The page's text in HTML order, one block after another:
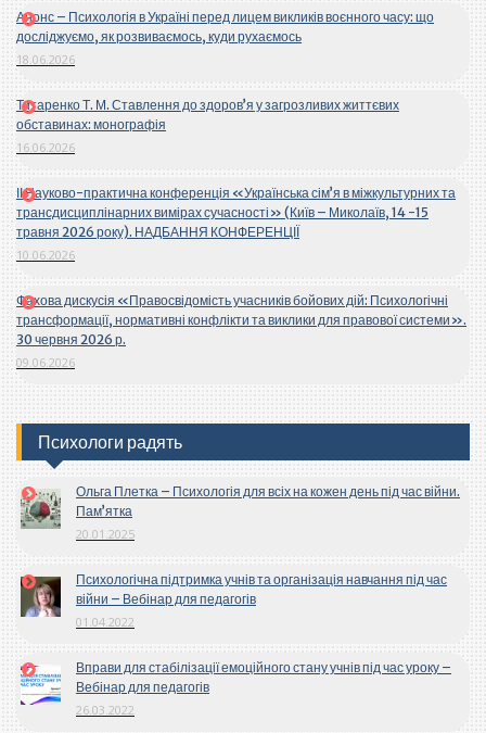
Анонс – Психологія в Україні перед лицем викликів воєнного часу: що
досліджуємо, як розвиваємось, куди рухаємось
18.06.2026
Титаренко Т. М. Ставлення до здоров’я у загрозливих життєвих
обставинах: монографія
16.06.2026
ІІ Науково-практична конференція «Українська сім’я в міжкультурних та
трансдисциплінарних вимірах сучасності» (Київ – Миколаїв, 14 -15
травня 2026 року). НАДБАННЯ КОНФЕРЕНЦІЇ
10.06.2026
Фахова дискусія «Правосвідомість учасників бойових дій: Психологічні
трансформації, нормативні конфлікти та виклики для правової системи».
30 червня 2026 р.
09.06.2026
Психологи радять
Ольга Плетка – Психологія для всіх на кожен день під час війни.
Пам’ятка
20.01.2025
Психологічна підтримка учнів та організація навчання під час
війни – Вебінар для педагогів
01.04.2022
Вправи для стабілізації емоційного стану учнів під час уроку –
Вебінар для педагогів
26.03.2022